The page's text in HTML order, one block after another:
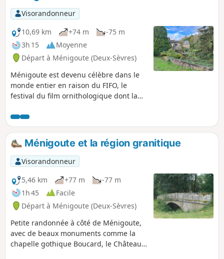
Visorandonneur
10,69 km
+74 m
-75 m
3h 15
Moyenne
Départ à Ménigoute (Deux-Sèvres)
Ménigoute est devenu célèbre dans le
monde entier en raison du FIFO, le
festival du film ornithologique dont la
novembre 2022. La randonnée (inspirée
d'une randonnée mise en ligne sur le
site de l'association Saint-Martin Loisirs)
se fait sur des sentiers encaissés,
parfois étroits, en suivant une partie du
GR®®364. On doit utiliser la route,
d'abord la D21 (durant 900 m) puis la
D58 (durant 600 m) sur lesquelles il
conviendra d'être prudent.
Ménigoute et la région granitique
Visorandonneur
5,46 km
+77 m
-77 m
1h 45
Facile
Départ à Ménigoute (Deux-Sèvres)
Petite randonnée à côté de Ménigoute,
avec de beaux monuments comme la
chapelle gothique Boucard, le Château